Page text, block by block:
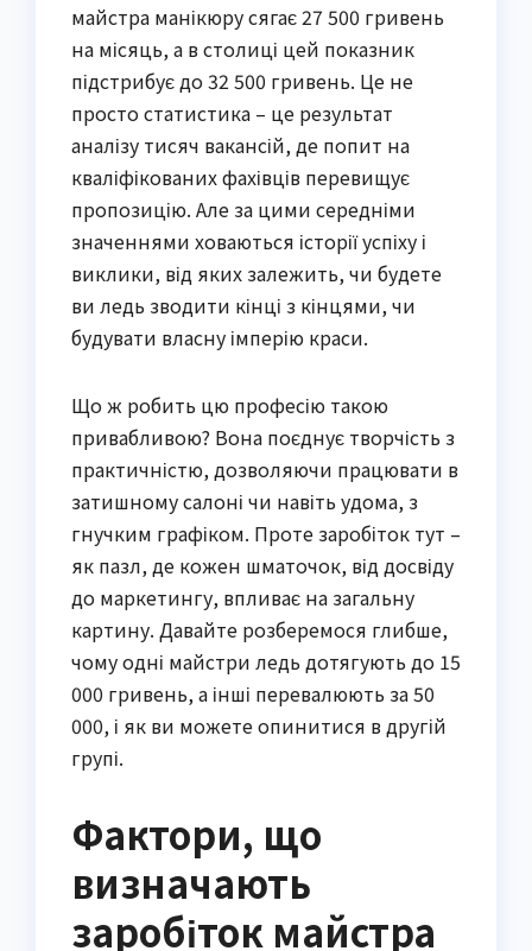
майстра манікюру сягає 27 500 гривень
на місяць, а в столиці цей показник
підстрибує до 32 500 гривень. Це не
просто статистика – це результат
аналізу тисяч вакансій, де попит на
кваліфікованих фахівців перевищує
пропозицію. Але за цими середніми
значеннями ховаються історії успіху і
виклики, від яких залежить, чи будете
ви ледь зводити кінці з кінцями, чи
будувати власну імперію краси.
Що ж робить цю професію такою
привабливою? Вона поєднує творчість з
практичністю, дозволяючи працювати в
затишному салоні чи навіть удома, з
гнучким графіком. Проте заробіток тут –
як пазл, де кожен шматочок, від досвіду
до маркетингу, впливає на загальну
картину. Давайте розберемося глибше,
чому одні майстри ледь дотягують до 15
000 гривень, а інші перевалюють за 50
000, і як ви можете опинитися в другій
групі.
Фактори, що
визначають
заробіток майстра